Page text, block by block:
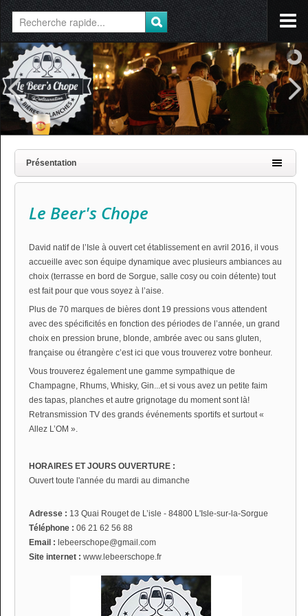
Présentation
Le Beer's Chope
David natif de l’Isle à ouvert cet établissement en avril 2016, il vous
accueille avec son équipe dynamique avec plusieurs ambiances au
choix (terrasse en bord de Sorgue, salle cosy ou coin détente) tout
est fait pour que vous soyez à l’aise.
Plus de 70 marques de bières dont 19 pressions vous attendent
avec des spécificités en fonction des périodes de l’année, un grand
choix en pression brune, blonde, ambrée avec ou sans gluten,
française ou étrangère c’est ici que vous trouverez votre bonheur.
Vous trouverez également une gamme sympathique de
Champagne, Rhums, Whisky, Gin...et si vous avez un petite faim
des tapas, planches et autre grignotage du moment sont là!
Retransmission TV des grands événements sportifs et surtout «
Allez L’OM ».
HORAIRES ET JOURS OUVERTURE :
Ouvert toute l'année du mardi au dimanche
Adresse : 13 Quai Rouget de L’isle - 84800 L'Isle-sur-la-Sorgue
Téléphone : 06 21 62 56 88
Email : lebeerschope@gmail.com
Site internet : www.lebeerschope.fr